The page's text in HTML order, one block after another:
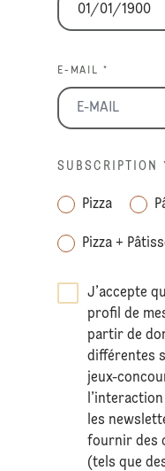
E-MAIL *
SUBSCRIPTION
Pizza
Pizza +
J’accepte
profil de
partir de
différentes
jeux-
les
fournir des
(tels que